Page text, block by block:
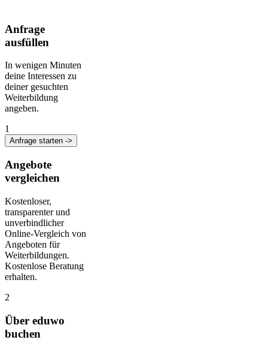
Anfrage
ausfüllen
In wenigen Minuten
deine Interessen zu
deiner gesuchten
Weiterbildung
angeben.
1
Anfrage starten ->
Angebote
vergleichen
Kostenloser,
transparenter und
unverbindlicher
Online-Vergleich von
Angeboten für
Weiterbildungen.
Kostenlose Beratung
erhalten.
2
Über eduwo
buchen